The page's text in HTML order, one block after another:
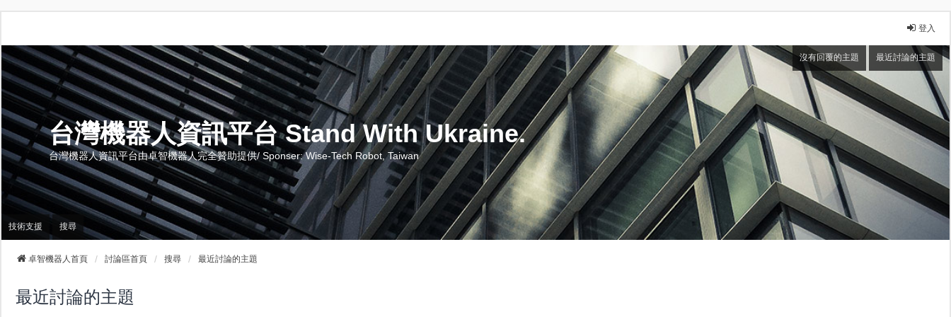
登入
沒有回覆的主題 最近討論的主題
台灣機器人資訊平台 Stand With Ukraine.
台灣機器人資訊平台由卓智機器人完全贊助提供/ Sponser: Wise-Tech Robot, Taiwan
技術支援 搜尋
卓智機器人首頁 討論區首頁 搜尋 最近討論的主題
最近討論的主題